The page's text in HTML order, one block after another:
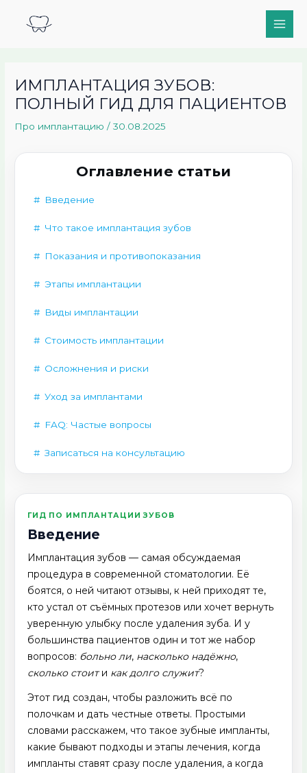
Main
ИМПЛАНТАЦИЯ ЗУБОВ:
ПОЛНЫЙ ГИД ДЛЯ ПАЦИЕНТОВ
Про имплантацию /30.08.2025
Оглавление статьи
Введение
Что такое имплантация зубов
Показания и противопоказания
Этапы имплантации
Виды имплантации
Стоимость имплантации
Осложнения и риски
Уход за имплантами
FAQ: Частые вопросы
Записаться на консультацию
ГИД ПО ИМПЛАНТАЦИИ ЗУБОВ
Введение
Имплантация зубов — самая обсуждаемая
процедура в современной стоматологии. Её
боятся, о ней читают отзывы, к ней приходят те,
кто устал от съёмных протезов или хочет вернуть
уверенную улыбку после удаления зуба. И у
большинства пациентов один и тот же набор
вопросов: больно ли, насколько надёжно,
сколько стоити как долго служит?
Этот гид создан, чтобы разложить всё по
полочкам и дать честные ответы. Простыми
словами расскажем, что такое зубные импланты,
какие бывают подходы и этапы лечения, когда
импланты ставят сразу после удаления, а когда